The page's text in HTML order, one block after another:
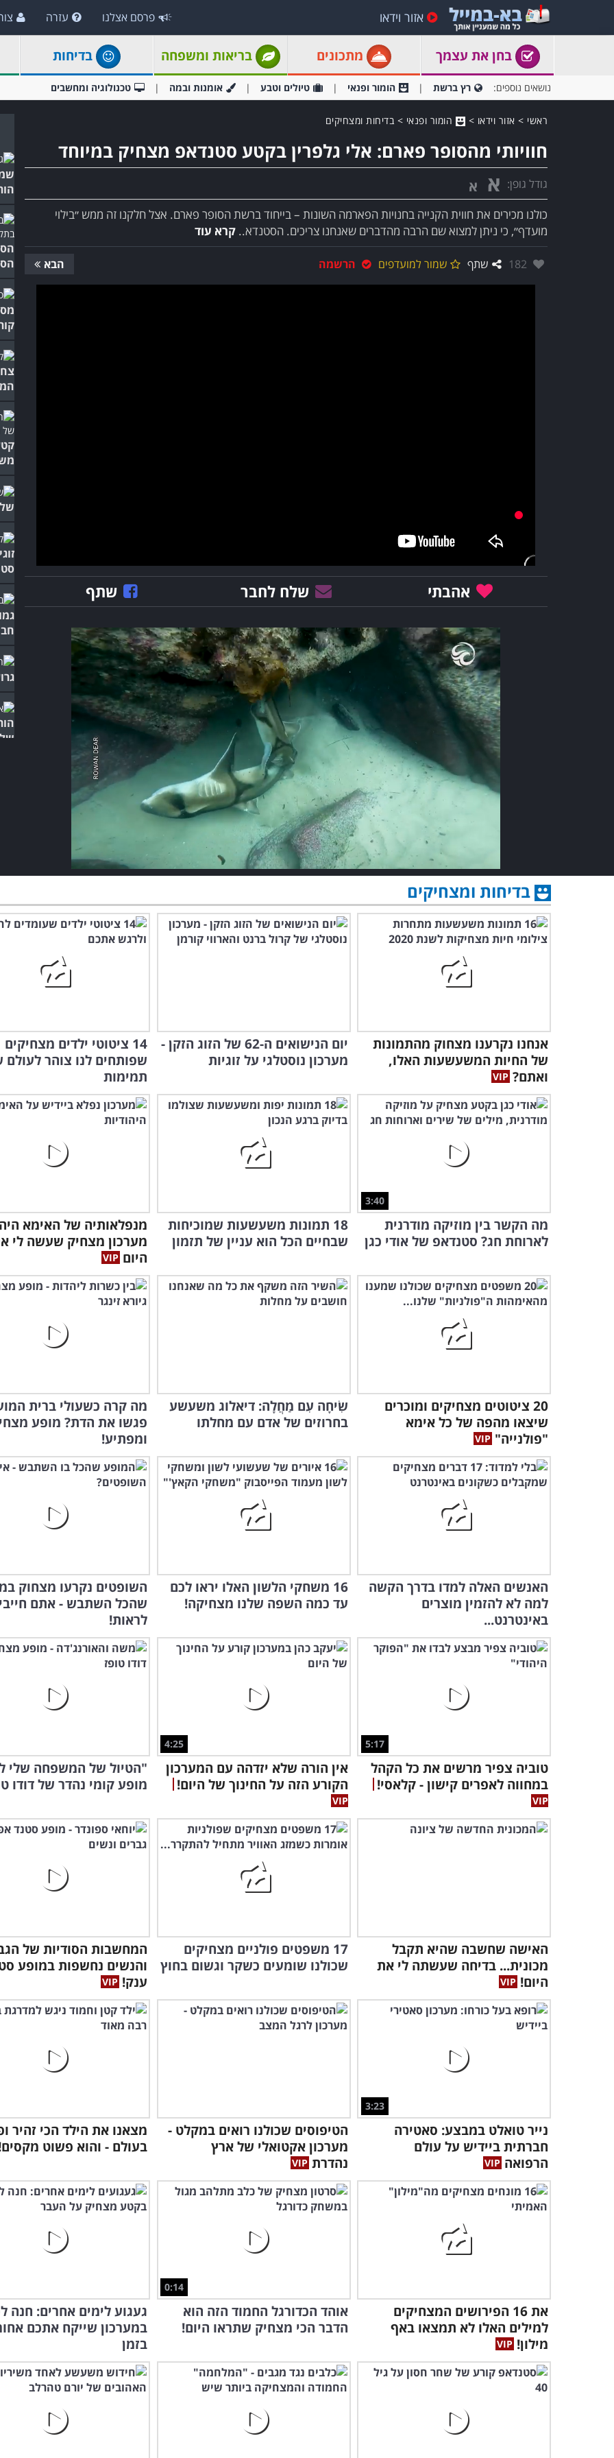
אזור וידאו פרסם אצלנו עזרה
בחן את עצמך מתכונים בריאות ומשפחה בדיחות
נושאים נוספים: רץ ברשת הומור ופנאי טיולים וטבע אומנות ובמה טכנולוגיה ומחשבים
ראשי > אזור וידאו > הומור ופנאי >בדיחות ומצחיקים
חוויותי מהסופר פארם: אלי גלפרין בקטע סטנדאפ מצחיק במיוחד
גודל גופן: א א
כולנו מכירים את חווית הקנייה בחנויות הפארמה השונות – בייחוד ברשת הסופר פארם. אצל חלקנו זה ממש ״בילוי
מועדף״, כי ניתן למצוא שם הרבה מהדברים שאנחנו צריכים. הסטנדא.. קרא עוד
אהבו:
182 שתף שמור למועדפים הרשמה הבא
אהבתי שלח לחבר שתף
של
בדיחות ומצחיקים
אנחנו נקרענו מצחוק מהתמונות
של החיות המשעשעות האלו,
ואתם?
יום הנישואים ה-62 של הזוג הזקן -
מערכון נוסטלגי על זוגיות
14 ציטוטי ילדים מצחיקים
שפותחים לנו צוהר לעולם
תמימות
3:40
מה הקשר בין מוזיקה מודרנית
לארוחת חג? סטנדאפ של אודי כגן
18 תמונות משעשעות שמוכיחות
שבחיים הכל הוא עניין של תזמון
מנפלאותיה של האימא
מערכון מצחיק שעשה לי
היום
20 ציטוטים מצחיקים ומוכרים
שיצאו מהפה של כל אימא
"פולנייה"
שִׂיחָה עִם מַחֲלָה: דיאלוג משעשע
בחרוזים של אדם עם מחלתו
מה קרה כשעולי ברית
פגשו את הדת? מופע
ומפתיע!
האנשים האלה למדו בדרך הקשה
למה לא להזמין מוצרים
באינטרנט...
16 משחקי הלשון האלו יראו לכם
עד כמה השפה שלנו מצחיקה!
השופטים נקרעו מצחוק
שהכל השתבש - אתם
לראות!
5:17
טוביה צפיר מרשים את כל הקהל
במחווה לאפרים קישון - קלאסי!
4:25
אין הורה שלא יזדהה עם המערכון
הקורע הזה על החינוך של היום!
"הטיול של המשפחה שלי
מופע קומי נהדר של דודו
האישה שחשבה שהיא תקבל
מכונית... בדיחה שעשתה לי את
היום!
17 משפטים פולניים מצחיקים
שכולנו שומעים כשקר וגשום בחוץ
המחשבות הסודיות של
והנשים נחשפות במופע
ענק!
3:23
נייר טואלט במבצע: סאטירה
חברתית ביידיש על עולם
הרפואה
הטיפוסים שכולנו רואים במקלט -
מערכון אקטואלי של ארץ
נהדרת
מצאנו את הילד הכי זהיר
בעולם - והוא פשוט
את 16 הפירושים המצחיקים
למילים האלו לא תמצאו באף
מילון!
0:14
אוהד הכדורגל החמוד הזה הוא
הדבר הכי מצחיק שתראו היום!
געגוע לימים אחרים: חנה
במערכון שייקח אתכם
בזמן